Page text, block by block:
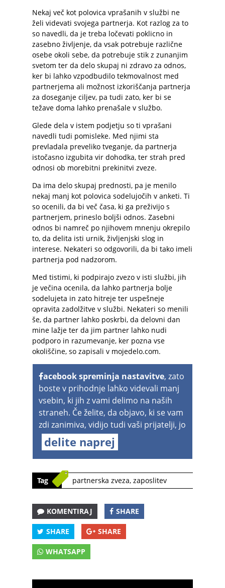
Nekaj več kot polovica vprašanih v službi ne
želi videvati svojega partnerja. Kot razlog za to
so navedli, da je treba ločevati poklicno in
zasebno življenje, da vsak potrebuje različne
osebe okoli sebe, da potrebuje stik z zunanjim
svetom ter da delo skupaj ni zdravo za odnos,
ker bi lahko vzpodbudilo tekmovalnost med
partnerjema ali možnost izkoriščanja partnerja
za doseganje ciljev, pa tudi zato, ker bi se
težave doma lahko prenašale v službo.
Glede dela v istem podjetju so ti vprašani
navedli tudi pomisleke. Med njimi sta
prevladala preveliko tveganje, da partnerja
istočasno izgubita vir dohodka, ter strah pred
odnosi ob morebitni prekinitvi zveze.
Da ima delo skupaj prednosti, pa je menilo
nekaj manj kot polovica sodelujočih v anketi. Ti
so ocenili, da bi več časa, ki ga preživijo s
partnerjem, prineslo boljši odnos. Zasebni
odnos bi namreč po njihovem mnenju okrepilo
to, da delita isti urnik, življenjski slog in
interese. Nekateri so odgovorili, da bi tako imeli
partnerja pod nadzorom.
Med tistimi, ki podpirajo zvezo v isti službi, jih
je večina ocenila, da lahko partnerja bolje
sodelujeta in zato hitreje ter uspešneje
opravita zadolžitve v službi. Nekateri so menili
še, da partner lahko poskrbi, da delovni dan
mine lažje ter da jim partner lahko nudi
podporo in razumevanje, ker pozna vse
okoliščine, so zapisali v mojedelo.com.
acebook spreminja nastavitve, zato
boste v prihodnje lahko videvali manj
vsebin, ki jih z vami delimo na naših
straneh. Če želite, da objavo, ki se vam
zdi zanimiva, vidijo tudi vaši prijatelji, jo
delite naprej
Tag partnerska zveza, zaposlitev
KOMENTIRAJ SHARE
SHARE SHARE
WHATSAPP